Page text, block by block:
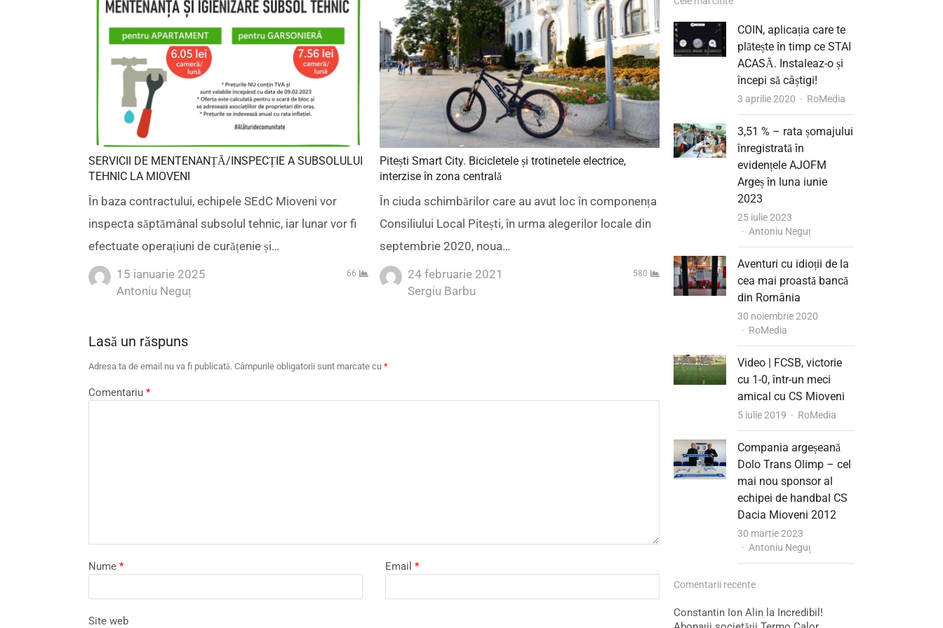
SERVICII DE MENTENANȚĂ/INSPECȚIE A SUBSOLULUI
TEHNIC LA MIOVENI
În baza contractului, echipele SEdC Mioveni vor
inspecta săptămânal subsolul tehnic, iar lunar vor fi
efectuate operațiuni de curățenie și…
15 ianuarie 2025
Author
Antoniu Neguț
66
Pitești Smart City. Bicicletele și trotinetele electrice,
interzise în zona centrală
În ciuda schimbărilor care au avut loc în componența
Consiliului Local Pitești, în urma alegerilor locale din
septembrie 2020, noua…
24 februarie 2021
Author
Sergiu Barbu
580
Lasă un răspuns
Adresa ta de email nu va fi publicată. Câmpurile obligatorii sunt marcate cu *
Comentariu *
Nume * Email*
Site web
COIN, aplicația care te
plătește în timp ce STAI
ACASĂ. Instaleaz-o și
începi să câștigi!
3 aprilie 2020 Author
RoMedia
3,51 % – rata șomajului
înregistrată în
evidențele AJOFM
Argeș în luna iunie
2023
25 iulie 2023
Author
Antoniu Neguț
Aventuri cu idioții de la
cea mai proastă bancă
din România
30 noiembrie 2020
Author
RoMedia
Video | FCSB, victorie
cu 1-0, într-un meci
amical cu CS Mioveni
5 iulie 2019 Author
RoMedia
Compania argeșeană
Dolo Trans Olimp – cel
mai nou sponsor al
echipei de handbal CS
Dacia Mioveni 2012
30 martie 2023
Author
Antoniu Neguț
Comentarii recente
Constantin Ion Alin la Incredibil!